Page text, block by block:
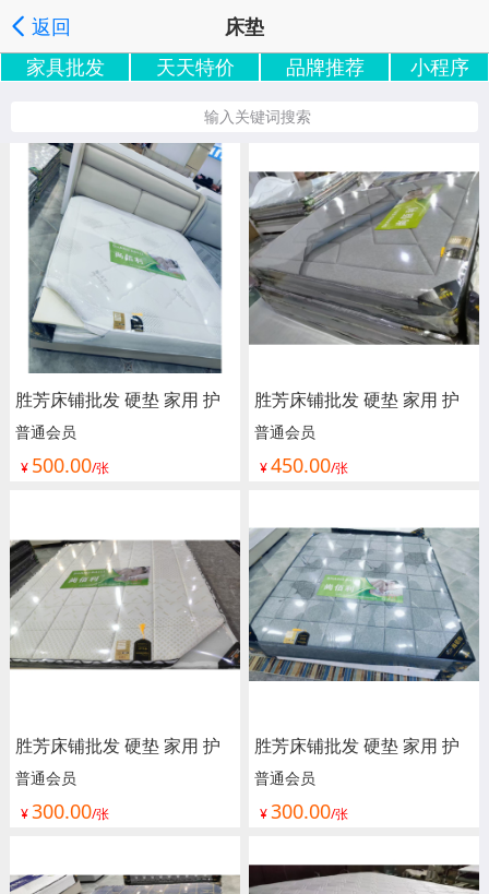
返回 床垫
家具批发搜索|按分类浏览|按地区浏览', '取消');">
家具批发 天天特价 品牌推荐 小程序
输入关键词搜索
胜芳床铺批发 硬垫 家用 护
脊 独立 床垫 床褥子 弹簧垫
软垫 单人床垫 双人垫 学生
利床垫
普通会员
¥ 500.00/张
胜芳床铺批发 硬垫 家用 护
脊 独立 床垫 床褥子 弹簧垫
软垫 单人床垫 双人垫 学生
绵垫被垫子 卧室家具 尚佰
利床垫
普通会员
¥450.00/张
胜芳床铺批发 硬垫 家用 护
脊 独立 床垫 床褥子 弹簧垫
软垫 单人床垫 双人垫 学生
绵垫被垫子 卧室家具 尚佰
普通会员
¥300.00/张
胜芳床铺批发 硬垫 家用 护
脊 独立 床垫 床褥子 弹簧垫
软垫 单人床垫 双人垫 学生
绵垫被垫子 卧室家具 尚佰
普通会员
¥300.00/张